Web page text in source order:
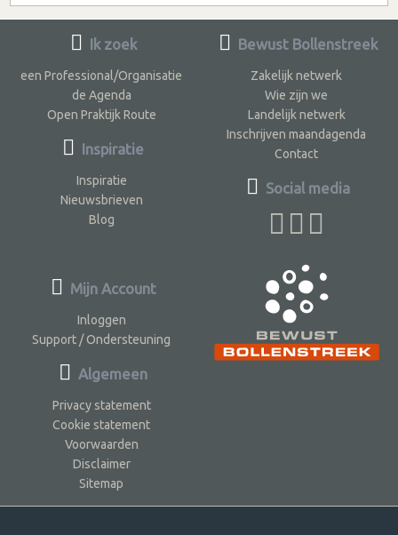
Ik zoek
een Professional/Organisatie
de Agenda
Open Praktijk Route
Inspiratie
Inspiratie
Nieuwsbrieven
Blog
Bewust Bollenstreek
Zakelijk netwerk
Wie zijn we
Landelijk netwerk
Inschrijven maandagenda
Contact
Social media
Mijn Account
Inloggen
Support / Ondersteuning
Algemeen
Privacy statement
Cookie statement
Voorwaarden
Disclaimer
Sitemap